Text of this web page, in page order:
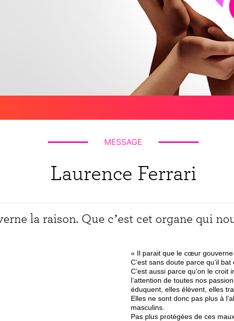
MESSAGE
Laurence Ferrari
la raison. Que c’est cet organe qui
« Il parait que le cœur gouverne
C’est sans doute parce qu’il
C’est aussi parce qu’on le
l’attention de toutes nos
éduquent, elles élèvent, elles
Elles ne sont donc pas plus à
masculins.
Pas plus protégées de ces